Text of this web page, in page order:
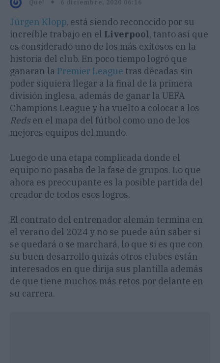
Qué! 6 diciembre, 2020 06:16
Jürgen Klopp, está siendo reconocido por su
increíble trabajo en el Liverpool, tanto así que
es considerado uno de los más exitosos en la
historia del club. En poco tiempo logró que
ganaran la Premier League tras décadas sin
poder siquiera llegar a la final de la primera
división inglesa, además de ganar la UEFA
Champions League y ha vuelto a colocar a los
Redsen el mapa del fútbol como uno de los
mejores equipos del mundo.
Luego de una etapa complicada donde el
equipo no pasaba de la fase de grupos. Lo que
ahora es preocupante es la posible partida del
creador de todos esos logros.
El contrato del entrenador alemán termina en
el verano del 2024 y no se puede aún saber si
se quedará o se marchará, lo que si es que con
su buen desarrollo quizás otros clubes están
interesados en que dirija sus plantilla además
de que tiene muchos más retos por delante en
su carrera.